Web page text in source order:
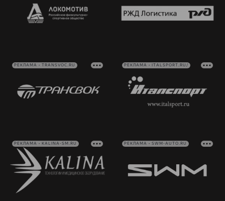
РЕКЛАМА • TRANSVOC.RU РЕКЛАМА • ITALSPORT.RU/
РЕКЛАМА • KALINA-SM.RU РЕКЛАМА • SWM-AUTO.RU